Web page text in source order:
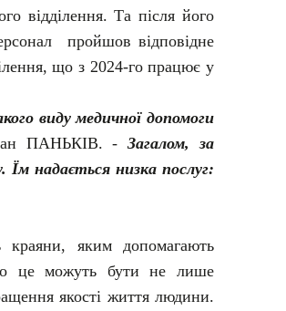
відділення. Та після його
пройшов відповідне
що з 2024-го працює у
виду медичної допомоги
ПАНЬКІВ. -Загалом, за
Їм надається низка послуг:
краяни, яким допомагають
це можуть бути не лише
якості життя людини.